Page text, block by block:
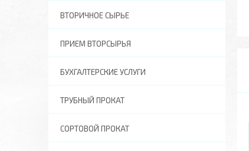
ВТОРИЧНОЕ СЫРЬЕ
ПРИЕМ ВТОРСЫРЬЯ
БУХГАЛТЕРСКИЕ УСЛУГИ
ТРУБНЫЙ ПРОКАТ
СОРТОВОЙ ПРОКАТ